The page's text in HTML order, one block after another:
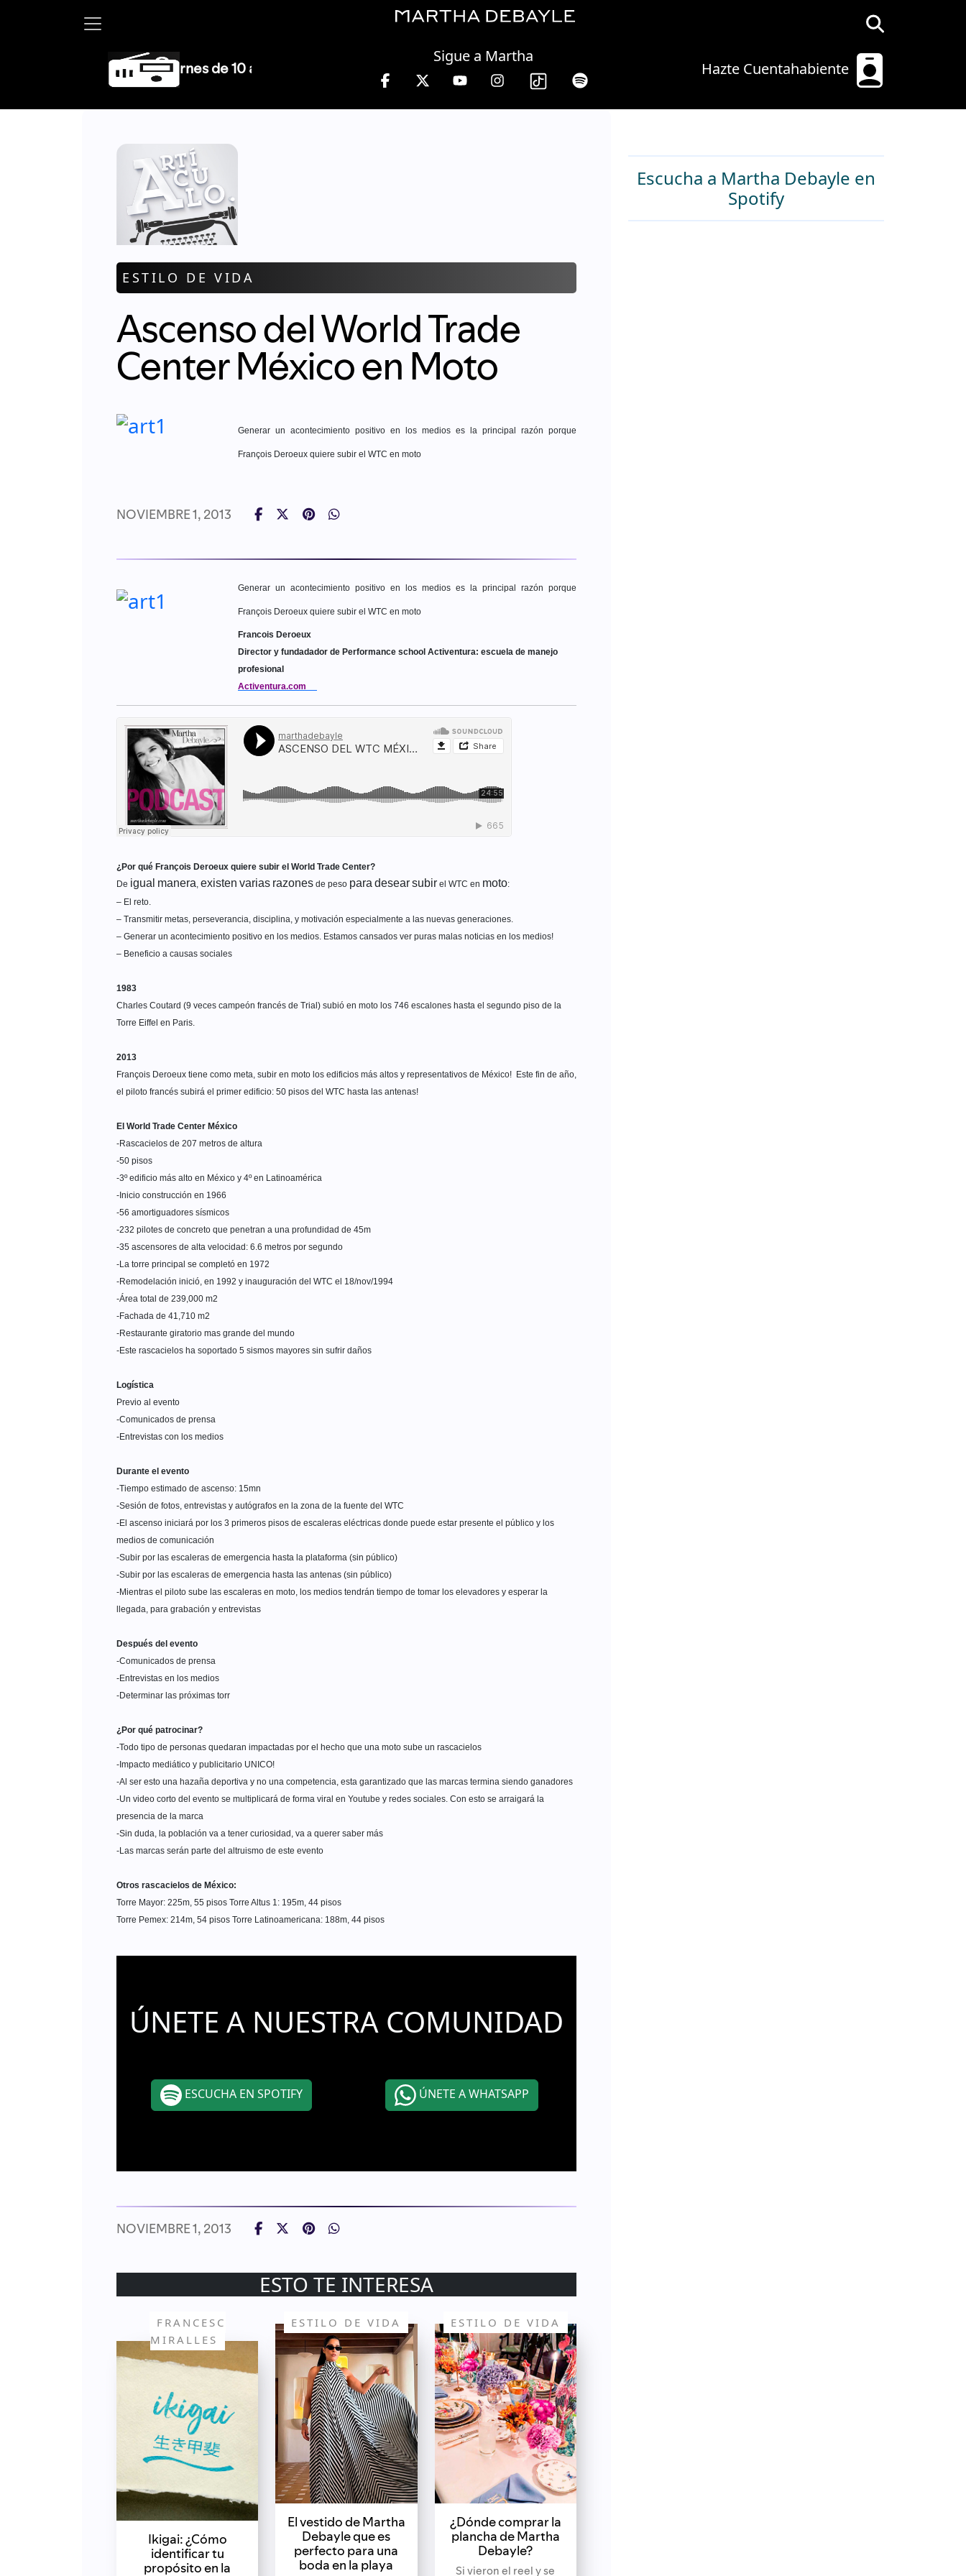
Hazte Cuentahabiente
Sigue a Martha
Martha Debayle en W, lunes a viernes de 10 a 13 hrs.
ESTILO DE VIDA
Ascenso del World Trade
Center México en Moto
Generar un acontecimiento positivo en los medios es la principal razón porque
François Deroeux quiere subir el WTC en moto
NOVIEMBRE 1, 2013
Generar un acontecimiento positivo en los medios es la principal razón porque
François Deroeux quiere subir el WTC en moto
Francois Deroeux
Director y fundadador de Performance school Activentura: escuela de manejo
profesional
Activentura.com
¿Por qué François Deroeux quiere subir el World Trade Center?
De igual manera, existen varias razones de peso para desearsubir el WTC en moto:
– El reto.
– Transmitir metas, perseverancia, disciplina, y motivación especialmente a las nuevas generaciones.
– Generar un acontecimiento positivo en los medios. Estamos cansados ver puras malas noticias en los medios!
– Beneficio a causas sociales
1983
Charles Coutard (9 veces campeón francés de Trial) subió en moto los 746 escalones hasta el segundo piso de la
Torre Eiffel en Paris.
2013
François Deroeux tiene como meta, subir en moto los edificios más altos y representativos de México! Este fin de año,
el piloto francés subirá el primer edificio: 50 pisos del WTC hasta las antenas!
El World Trade Center México
-Rascacielos de 207 metros de altura
-50 pisos
-3º edificio más alto en México y 4º en Latinoamérica
-Inicio construcción en 1966
-56 amortiguadores sísmicos
-232 pilotes de concreto que penetran a una profundidad de 45m
-35 ascensores de alta velocidad: 6.6 metros por segundo
-La torre principal se completó en 1972
-Remodelación inició, en 1992 y inauguración del WTC el 18/nov/1994
-Área total de 239,000 m2
-Fachada de 41,710 m2
-Restaurante giratorio mas grande del mundo
-Este rascacielos ha soportado 5 sismos mayores sin sufrir daños
Logística
Previo al evento
-Comunicados de prensa
-Entrevistas con los medios
Durante el evento
-Tiempo estimado de ascenso: 15mn
-Sesión de fotos, entrevistas y autógrafos en la zona de la fuente del WTC
-El ascenso iniciará por los 3 primeros pisos de escaleras eléctricas donde puede estar presente el público y los
medios de comunicación
-Subir por las escaleras de emergencia hasta la plataforma (sin público)
-Subir por las escaleras de emergencia hasta las antenas (sin público)
-Mientras el piloto sube las escaleras en moto, los medios tendrán tiempo de tomar los elevadores y esperar la
llegada, para grabación y entrevistas
Después del evento
-Comunicados de prensa
-Entrevistas en los medios
-Determinar las próximas torr
¿Por qué patrocinar?
-Todo tipo de personas quedaran impactadas por el hecho que una moto sube un rascacielos
-Impacto mediático y publicitario UNICO!
-Al ser esto una hazaña deportiva y no una competencia, esta garantizado que las marcas termina siendo ganadores
-Un video corto del evento se multiplicará de forma viral en Youtube y redes sociales. Con esto se arraigará la
presencia de la marca
-Sin duda, la población va a tener curiosidad, va a querer saber más
-Las marcas serán parte del altruismo de este evento
Otros rascacielos de México:
Torre Mayor: 225m, 55 pisos Torre Altus 1: 195m, 44 pisos
Torre Pemex: 214m, 54 pisos Torre Latinoamericana: 188m, 44 pisos
ÚNETE A NUESTRA COMUNIDAD
ESCUCHA EN SPOTIFY ÚNETE A WHATSAPP
NOVIEMBRE 1, 2013
ESTO TE INTERESA
FRANCESC
MIRALLES
Ikigai: ¿Cómo
identificar tu
propósito en la
ESTILO DE VIDA
El vestido de Martha
Debayle que es
perfecto para una
boda en la playa
ESTILO DE VIDA
¿Dónde comprar la
plancha de Martha
Debayle?
Si vieron el reel y se
Escucha a Martha Debayle en
Spotify